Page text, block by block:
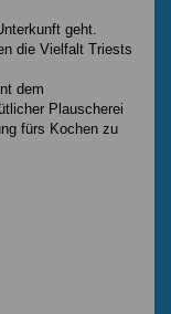
geht.
die Vielfalt Triests
dem
Plauscherei
fürs Kochen zu